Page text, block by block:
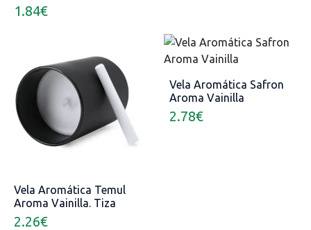
1.84€
Vela Aromática Temul
Aroma Vainilla. Tiza
Incluida
2.26€
Vela Aromática Safron
Aroma Vainilla
2.78€